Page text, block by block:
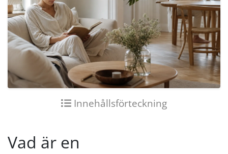
Innehållsförteckning
Vad är en